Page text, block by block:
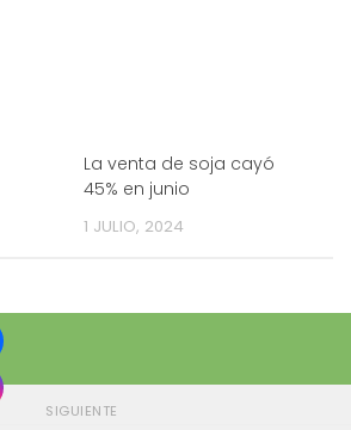
La venta de soja cayó
45% en junio
1 JULIO, 2024
SIGUIENTE